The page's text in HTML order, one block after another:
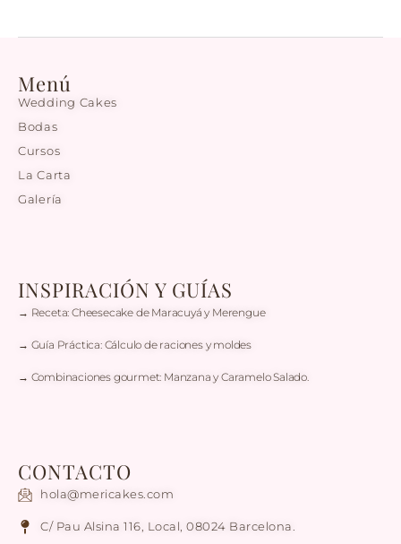
Menú
Wedding Cakes
Bodas
Cursos
La Carta
Galería
INSPIRACIÓN Y GUÍAS
→ Receta: Cheesecake de Maracuyá y Merengue
→ Guía Práctica: Cálculo de raciones y moldes
→ Combinaciones gourmet: Manzana y Caramelo Salado.
CONTACTO
hola@mericakes.com
C/ Pau Alsina 116, Local, 08024 Barcelona.